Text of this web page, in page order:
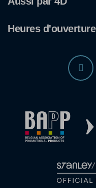
Heures d'ouverture